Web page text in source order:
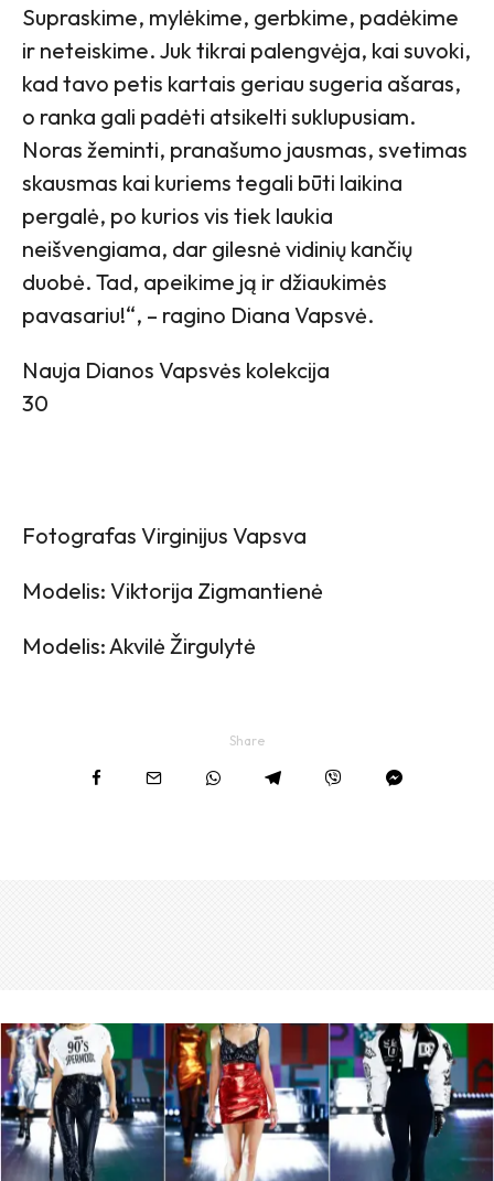
Supraskime, mylėkime, gerbkime, padėkime
ir neteiskime. Juk tikrai palengvėja, kai suvoki,
kad tavo petis kartais geriau sugeria ašaras,
o ranka gali padėti atsikelti suklupusiam.
Noras žeminti, pranašumo jausmas, svetimas
skausmas kai kuriems tegali būti laikina
pergalė, po kurios vis tiek laukia
neišvengiama, dar gilesnė vidinių kančių
duobė. Tad, apeikime ją ir džiaukimės
pavasariu!“, – ragino Diana Vapsvė.
Nauja Dianos Vapsvės kolekcija
30
Fotografas Virginijus Vapsva
Modelis: Viktorija Zigmantienė
Modelis: Akvilė Žirgulytė
Share